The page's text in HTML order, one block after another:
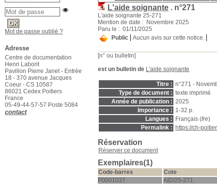
L'aide soignante . n°271
L'aide soignante 25-271
Mention de date : Novembre 2025
Paru le : 01/11/2025
Public
Aucun avis sur cette notice.
[n° ou bulletin]
est un bulletin de L'aide soignante
Titre : n°271 -
Type de document : texte imprimé
Année de publication : 2025
Importance : 1-32 p.
Langues :
Français (fre)
Permalink :
https://ch-
Réservation
Réserver ce document
Exemplaires(1)
Code-barres
Cote
P0001037
AID/25-271
Mot de passe oublié ?
Adresse
Centre de documentation
Henri Laborit
Pavillon Pierre Janet - Entrée
18 - 370 avenue Jacques
Coeur - CS 10587
86021 Cedex Poitiers
France
05-49-44-57-57 Poste 5084
contact